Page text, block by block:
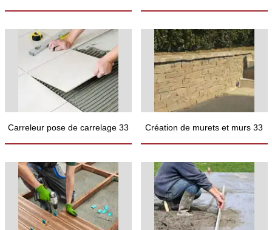
Carreleur pose de carrelage 33 Création de murets et murs 33